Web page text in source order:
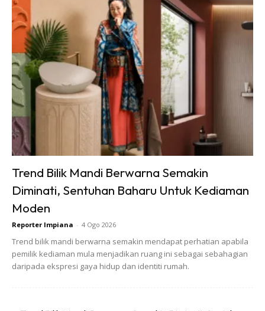
Trend Bilik Mandi Berwarna Semakin
Diminati, Sentuhan Baharu Untuk Kediaman
Moden
Reporter Impiana - 4 Ogo 2026
Trend bilik mandi berwarna semakin mendapat perhatian apabila
pemilik kediaman mula menjadikan ruang ini sebagai sebahagian
daripada ekspresi gaya hidup dan identiti rumah.